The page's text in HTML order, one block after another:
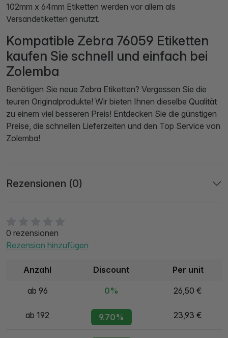
0 rezensionen
Rezension hinzufügen
Anzahl Discount Per unit
ab 96 0% 26,50 €
ab 192 9.70% 23,93 €
102mm x 64mm Etiketten werden vor allem als
Versandetiketten genutzt.
Kompatible Zebra 76059 Etiketten
kaufen Sie schnell und einfach bei
Zolemba
Benötigen Sie neue Zebra Etiketten? Vergessen Sie die
teuren Originalprodukte! Wir bieten Ihnen dieselbe Qualität
zu einem viel besseren Preis! Entdecken Sie die günstigen
Preise, die schnellen Lieferzeiten und den Top Service von
Zolemba!
Rezensionen (0)